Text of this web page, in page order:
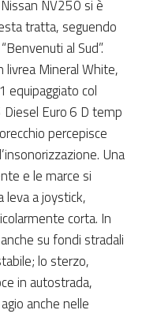
NV250 si è
tratta, seguendo
al Sud”.
livrea Mineral White,
equipaggiato col
Euro 6 D temp
percepisce
Una
e le marce si
leva a joystick,
corta. In
su fondi stradali
lo sterzo,
in autostrada,
anche nelle